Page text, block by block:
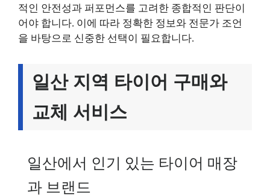
적인 안전성과 퍼포먼스를 고려한 종합적인 판단이
어야 합니다. 이에 따라 정확한 정보와 전문가 조언
을 바탕으로 신중한 선택이 필요합니다.
일산 지역 타이어 구매와
교체 서비스
일산에서 인기 있는 타이어 매장
과 브랜드